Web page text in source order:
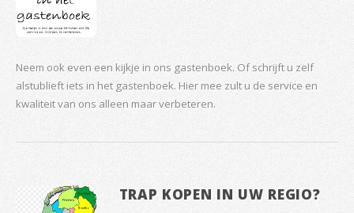
Neem ook even een kijkje in ons gastenboek. Of schrijft u zelf
alstublieft iets in het gastenboek. Hier mee zult u de service en
kwaliteit van ons alleen maar verbeteren.
TRAP KOPEN IN UW REGIO?